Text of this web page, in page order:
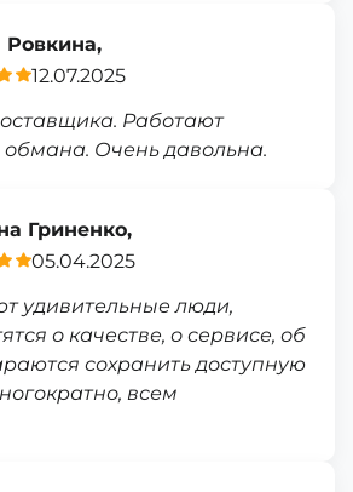
Ровкина,
12.07.2025
Работают
обмана. Очень давольна.
Гриненко,
05.04.2025
удивительные люди,
о качестве, о сервисе, об
сохранить доступную
всем